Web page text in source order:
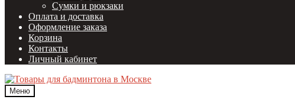
Сумки и рюкзаки
Оплата и доставка
Оформление заказа
Корзина
Контакты
Личный кабинет
Меню